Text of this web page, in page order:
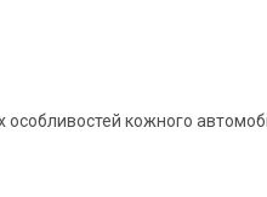
особливостей кожного